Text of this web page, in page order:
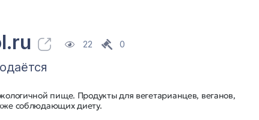
22 0
пище. Продукты для вегетарианцев, веганов,
соблюдающих диету.